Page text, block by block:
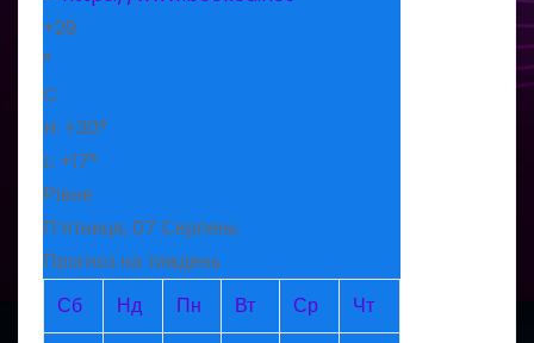
+29
°
C
H: +30°
L: +17°
Рівне
П’ятниця, 07 Серпень
Прогноз на тиждень
Сб
Нд Пн Вт Ср Чт